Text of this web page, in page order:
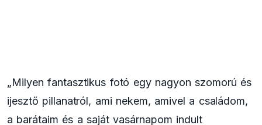
„Milyen fantasztikus fotó egy nagyon szomorú és
ijesztő pillanatról, ami nekem, amivel a családom,
a barátaim és a saját vasárnapom indult